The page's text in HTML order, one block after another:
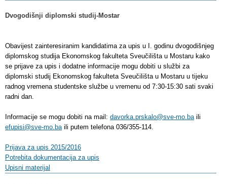
Dvogodišnji diplomski studij-Mostar
Obavijest zainteresiranim kandidatima za upis u I. godinu dvogodišnjeg
diplomskog studija Ekonomskog fakulteta Sveučilišta u Mostaru kako
se prijave za upis i dodatne informacije mogu dobiti u službi za
diplomski studij Ekonomskog fakulteta Sveučilišta u Mostaru u tijeku
radnog vremena studentske službe u vremenu od 7:30-15:30 sati svaki
radni dan.
Informacije se mogu dobiti na mail: davorka.prskalo@sve-mo.baili
efupisi@sve-mo.baili putem telefona 036/355-114.
Prijava za upis 2015/2016
Potrebita dokumentacija za upis
Upisni materijal